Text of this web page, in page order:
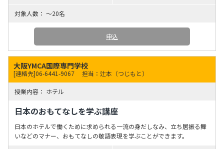
～20名
申込
大阪YMCA国際専門学校
[連絡先]06-6441-9067 担当：辻本（つじもと）
ホテル
日本のおもてなしを学ぶ講座
日本のホテルで働くために求められる一流の身だしなみ、立ち居振る舞
いなどのマナー、おもてなしの敬語表現を学ぶことができます。